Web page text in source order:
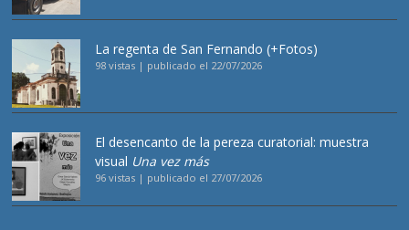
La regenta de San Fernando (+Fotos)
98 vistas | publicado el 22/07/2026
El desencanto de la pereza curatorial: muestra
visual Una vez más
96 vistas | publicado el 27/07/2026